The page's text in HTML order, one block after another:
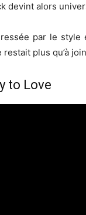
devint alors
par le style
plus qu’à
to Love